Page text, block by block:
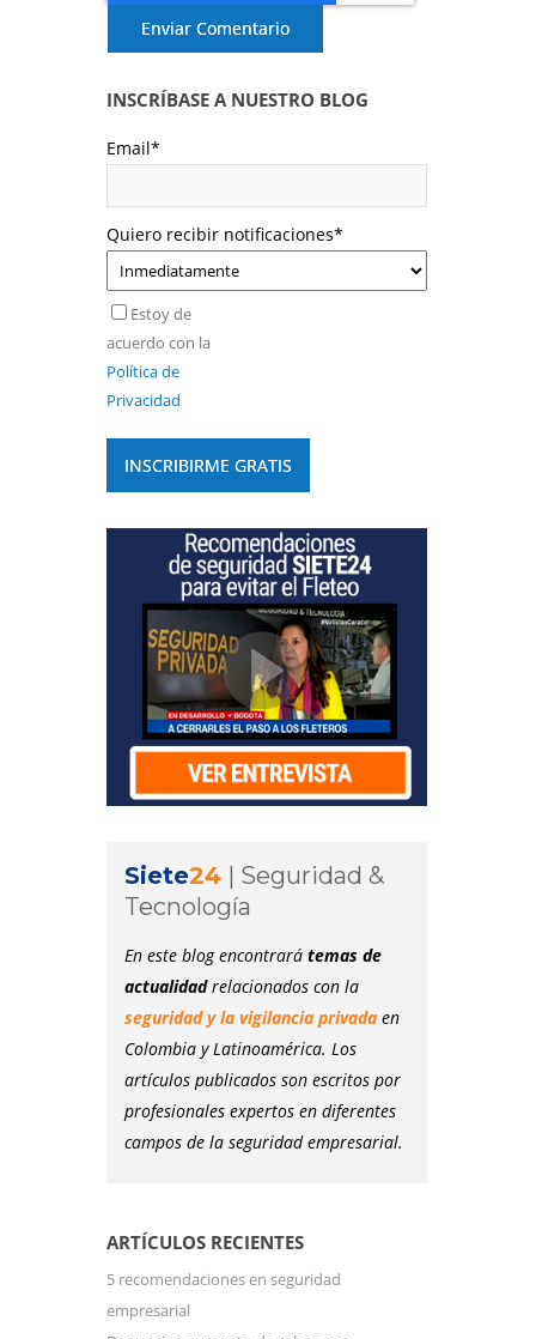
INSCRÍBASE A NUESTRO BLOG
Email*
Quiero recibir notificaciones*
Estoy de
acuerdo con la
Política de
Privacidad
Siete24 | Seguridad &
Tecnología
En este blog encontrará temas de
actualidadrelacionados con la
seguridad y la vigilancia privada en
Colombia y Latinoamérica. Los
artículos publicados son escritos por
profesionales expertos en diferentes
campos de la seguridad empresarial.
ARTÍCULOS RECIENTES
5 recomendaciones en seguridad
empresarial